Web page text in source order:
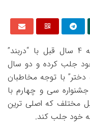
پرویز شهبازی کارگردانی که 4 سال قبل با “دربند”
جلب کرده و دو سال
با توجه مخاطبان
سی و چهارم با
مختلف که اصلی ترین
به خود جلب کند.